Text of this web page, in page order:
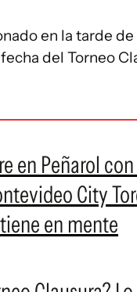
en la tarde
del Torneo
en Peñarol
City
en mente